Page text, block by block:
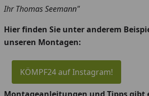
Ihr Thomas Seemann"
Hier finden Sie unter anderem
unseren Montagen:
KÖMPF24 auf Instagram!
Montageanleitungen und Tipps gibt